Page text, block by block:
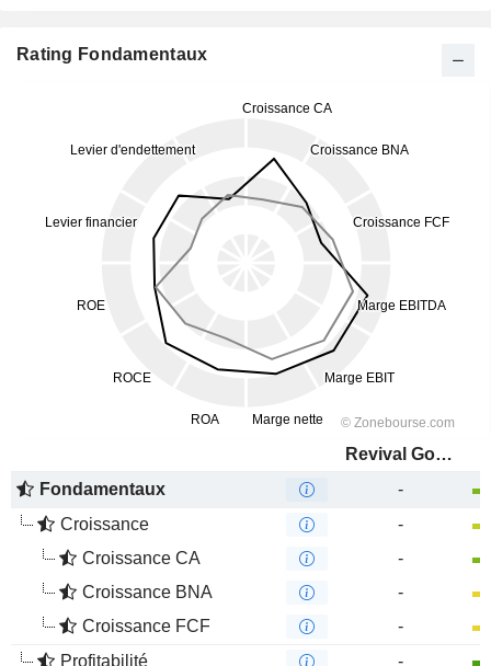
Rating Fondamentaux
Revival Gold Inc.
Fondamentaux
-
Croissance
-
Croissance CA
-
Croissance BNA
-
Croissance FCF
-
Profitabilité
-